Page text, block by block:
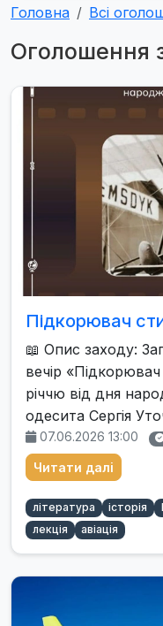
Головна Всі
Оголошення
Підкорювач
📖 Опис заходу:
вечір
річчю від дня
одесита Сергія
07.06.2026 13:00
Читати далі
література історія
лекція
авіація